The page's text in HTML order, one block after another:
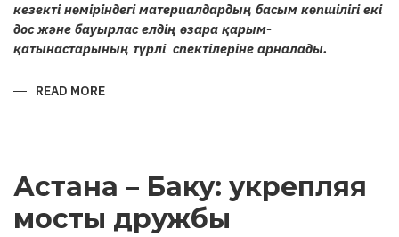
кезекті нөміріндегі материалдардың басым көпшілігі екі
дос және бауырлас елдің өзара қарым-
қатынастарының түрлі спектілеріне арналады.
READ MORE
БЕРІ
ҰЛАСЫП
ЖАТҚАН
ДИПЛОМАТИЯЛЫҚ
Астана – Баку: укрепляя
мосты дружбы